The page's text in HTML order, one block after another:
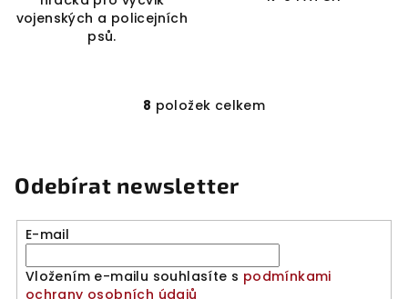
vojenských a policejních
psů.
O
á
d
a
c
í
p
8 položek celkem
Odebírat newsletter
E-mail
Vložením e-mailu souhlasíte s podmínkami
ochrany osobních údajů